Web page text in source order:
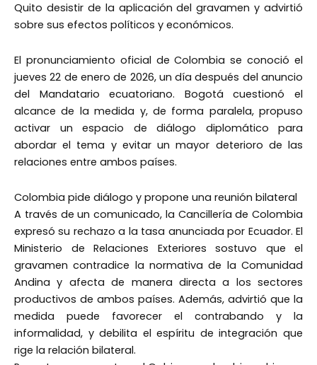
Quito desistir de la aplicación del gravamen y advirtió
sobre sus efectos políticos y económicos.
El pronunciamiento oficial de Colombia se conoció el
jueves 22 de enero de 2026, un día después del anuncio
del Mandatario ecuatoriano. Bogotá cuestionó el
alcance de la medida y, de forma paralela, propuso
activar un espacio de diálogo diplomático para
abordar el tema y evitar un mayor deterioro de las
relaciones entre ambos países.
Colombia pide diálogo y propone una reunión bilateral
A través de un comunicado, la Cancillería de Colombia
expresó su rechazo a la tasa anunciada por Ecuador. El
Ministerio de Relaciones Exteriores sostuvo que el
gravamen contradice la normativa de la Comunidad
Andina y afecta de manera directa a los sectores
productivos de ambos países. Además, advirtió que la
medida puede favorecer el contrabando y la
informalidad, y debilita el espíritu de integración que
rige la relación bilateral.